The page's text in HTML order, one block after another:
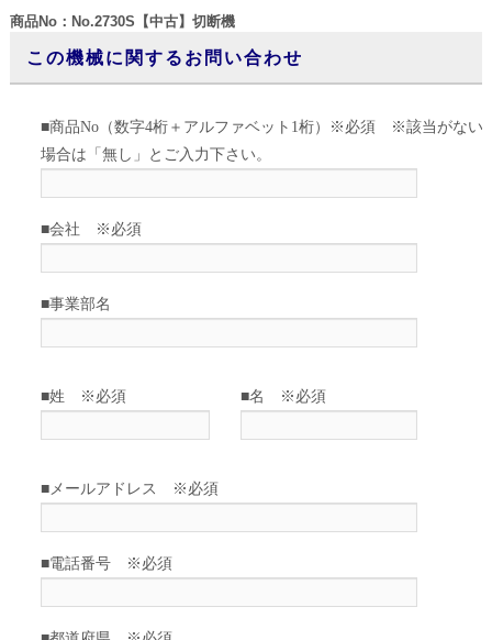
商品No：No.2730S【中古】切断機
この機械に関するお問い合わせ